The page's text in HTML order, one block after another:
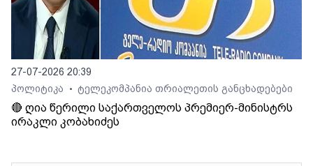
27-07-2026 20:39
პოლიტიკა
• ტელეკომპანია თრიალეთის განცხადებები
🔴 ღია წერილი საქართველოს პრემიერ-მინისტრს
ირაკლი კობახიძეს